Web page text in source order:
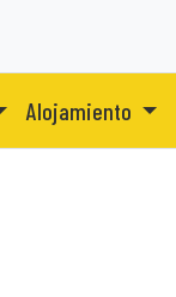
Alojamiento